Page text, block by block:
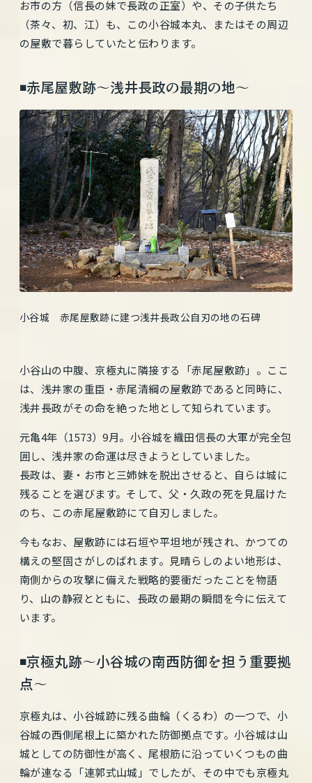
お市の方（信長の妹で長政の正室）や、その子供たち
（茶々、初、江）も、この小谷城本丸、またはその周辺
の屋敷で暮らしていたと伝わります。
◾️赤尾屋敷跡〜浅井長政の最期の地〜
小谷城 赤尾屋敷跡に建つ浅井長政公自刃の地の石碑
小谷山の中腹、京極丸に隣接する「赤尾屋敷跡」。ここ
は、浅井家の重臣・赤尾清綱の屋敷跡であると同時に、
浅井長政がその命を絶った地として知られています。
元亀4年（1573）9月。小谷城を織田信長の大軍が完全包
囲し、浅井家の命運は尽きようとしていました。
長政は、妻・お市と三姉妹を脱出させると、自らは城に
残ることを選びます。そして、父・久政の死を見届けた
のち、この赤尾屋敷跡にて自刃しました。
今もなお、屋敷跡には石垣や平坦地が残され、かつての
構えの堅固さがしのばれます。見晴らしのよい地形は、
南側からの攻撃に備えた戦略的要衝だったことを物語
り、山の静寂とともに、長政の最期の瞬間を今に伝えて
います。
◾️京極丸跡〜小谷城の南西防御を担う重要拠
点〜
京極丸は、小谷城跡に残る曲輪（くるわ）の一つで、小
谷城の西側尾根上に築かれた防御拠点です。小谷城は山
城としての防御性が高く、尾根筋に沿っていくつもの曲
輪が連なる「連郭式山城」でしたが、その中でも京極丸